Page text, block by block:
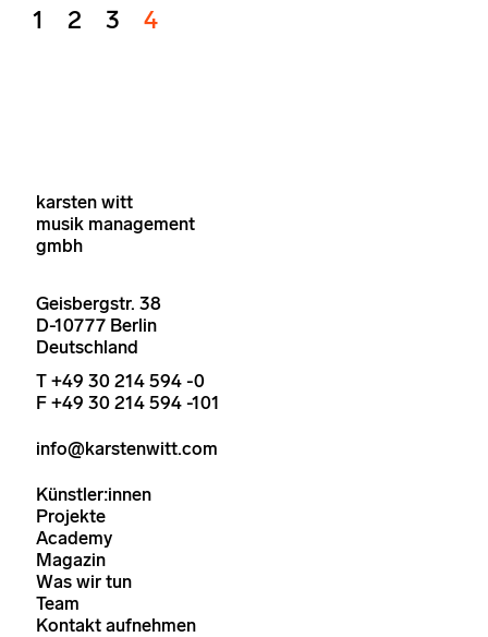
1 2 3 4
karsten witt
musik management
gmbh
Geisbergstr. 38
D-10777 Berlin
Deutschland
T +49 30 214 594 -0
F +49 30 214 594 -101
info@karstenwitt.com
Künstler:innen
Projekte
Academy
Magazin
Was wir tun
Team
Kontakt aufnehmen